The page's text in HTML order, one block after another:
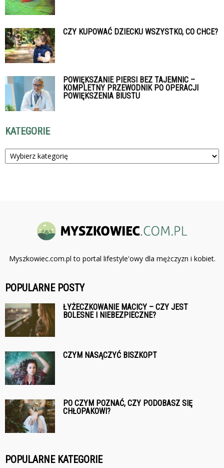
CZY KUPOWAĆ DZIECKU WSZYSTKO, CO CHCE?
POWIĘKSZANIE PIERSI BEZ TAJEMNIC –
KOMPLETNY PRZEWODNIK PO OPERACJI
POWIĘKSZENIA BIUSTU
KATEGORIE
Kategorie
Myszkowiec.com.pl to portal lifestyle'owy dla mężczyzn i kobiet.
POPULARNE POSTY
ŁYŻECZKOWANIE MACICY – CZY JEST
BOLESNE I NIEBEZPIECZNE?
CZYM NASĄCZYĆ BISZKOPT
PO CZYM POZNAĆ, CZY PODOBASZ SIĘ
CHŁOPAKOWI?
POPULARNE KATEGORIE